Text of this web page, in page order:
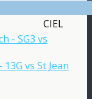
CIEL
- SG3 vs
vs St Jean